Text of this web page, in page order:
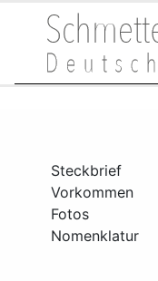
Steckbrief
Vorkommen
Fotos
Nomenklatur